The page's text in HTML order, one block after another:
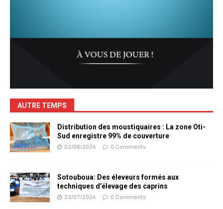
AUTRE TEMPS
Distribution des moustiquaires : La zone Oti-
Sud enregistre 99% de couverture
02/08/2026 0 Comments
Sotouboua: Des éleveurs formés aux
techniques d’élevage des caprins
23/07/2026 0 Comments